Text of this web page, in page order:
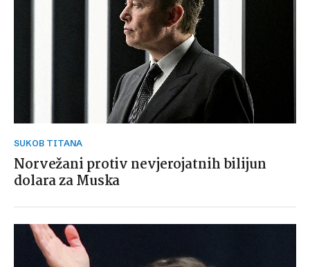
SUKOB TITANA
Norvežani protiv nevjerojatnih bilijun
dolara za Muska